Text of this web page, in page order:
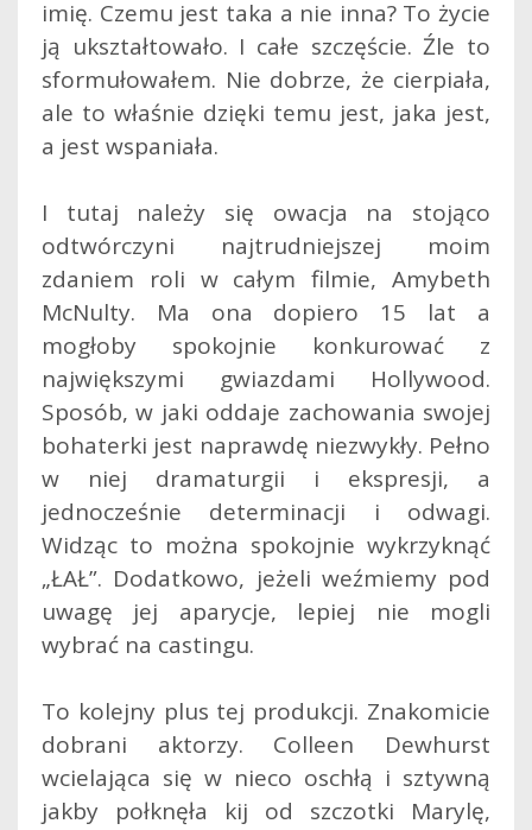
imię. Czemu jest taka a nie inna? To życie
ją ukształtowało. I całe szczęście. Źle to
sformułowałem. Nie dobrze, że cierpiała,
ale to właśnie dzięki temu jest, jaka jest,
a jest wspaniała.
I tutaj należy się owacja na stojąco
odtwórczyni najtrudniejszej moim
zdaniem roli w całym filmie, Amybeth
McNulty. Ma ona dopiero 15 lat a
mogłoby spokojnie konkurować z
największymi gwiazdami Hollywood.
Sposób, w jaki oddaje zachowania swojej
bohaterki jest naprawdę niezwykły. Pełno
w niej dramaturgii i ekspresji, a
jednocześnie determinacji i odwagi.
Widząc to można spokojnie wykrzyknąć
„ŁAŁ”. Dodatkowo, jeżeli weźmiemy pod
uwagę jej aparycje, lepiej nie mogli
wybrać na castingu.
To kolejny plus tej produkcji. Znakomicie
dobrani aktorzy. Colleen Dewhurst
wcielająca się w nieco oschłą i sztywną
jakby połknęła kij od szczotki Marylę,